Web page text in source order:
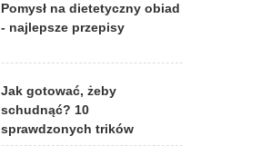
Pomysł na dietetyczny obiad
- najlepsze przepisy
Jak gotować, żeby
schudnąć? 10
sprawdzonych trików